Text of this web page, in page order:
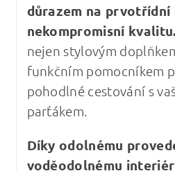
důrazem na prvotřídní
nekompromisní kvalitu.
nejen stylovým
funkčním pomocníkem
pohodlné cestování s
parťákem.
Díky odolnému
voděodolnému